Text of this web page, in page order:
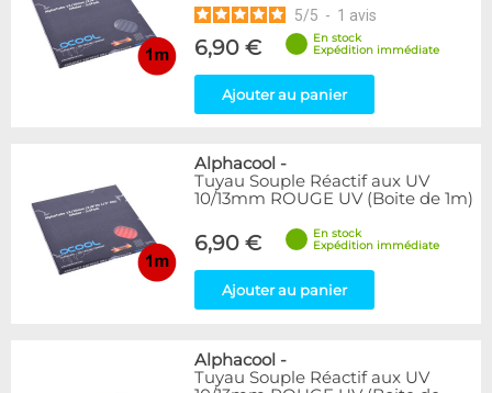
5/5 - 1 avis
6,90 €
En stock
Expédition immédiate
Ajouter au panier
Alphacool -
Tuyau Souple Réactif aux UV
10/13mm ROUGE UV (Boite de 1m)
6,90 €
En stock
Expédition immédiate
Ajouter au panier
Alphacool -
Tuyau Souple Réactif aux UV